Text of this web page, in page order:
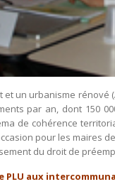
et un urbanisme
par an, dont 150
de cohérence
pour les
du droit de
PLU aux